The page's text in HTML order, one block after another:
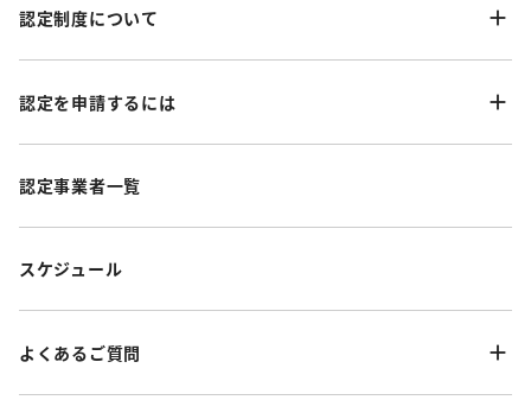
認定制度について
認定を申請するには
認定事業者一覧
スケジュール
よくあるご質問